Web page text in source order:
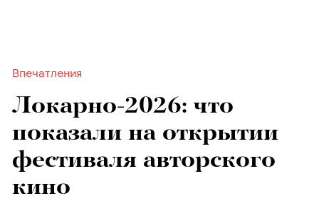
Впечатления
Локарно-2026: что
показали на открытии
фестиваля авторского
кино